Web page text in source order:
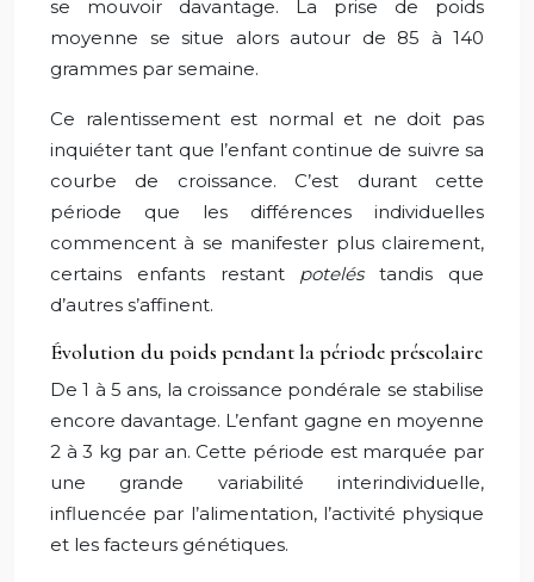
se mouvoir davantage. La prise de poids
moyenne se situe alors autour de 85 à 140
grammes par semaine.
Ce ralentissement est normal et ne doit pas
inquiéter tant que l’enfant continue de suivre sa
courbe de croissance. C’est durant cette
période que les différences individuelles
commencent à se manifester plus clairement,
certains enfants restant poteléstandis que
d’autres s’affinent.
Évolution du poids pendant la période préscolaire
De 1 à 5 ans, la croissance pondérale se stabilise
encore davantage. L’enfant gagne en moyenne
2 à 3 kg par an. Cette période est marquée par
une grande variabilité interindividuelle,
influencée par l’alimentation, l’activité physique
et les facteurs génétiques.